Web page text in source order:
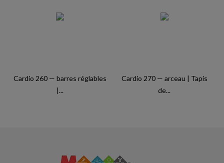
Cardio 260 — barres réglables
|...
Cardio 270 — arceau | Tapis
de...